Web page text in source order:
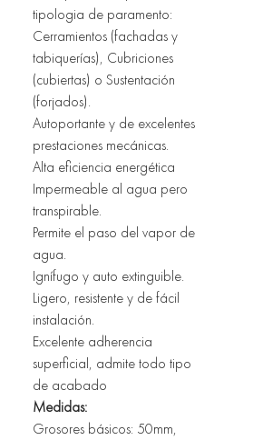
tipologia de paramento:
Cerramientos (fachadas y
tabiquerías), Cubriciones
(cubiertas) o Sustentación
(forjados).
Autoportante y de excelentes
prestaciones mecánicas.
Alta eficiencia energética
Impermeable al agua pero
transpirable.
Permite el paso del vapor de
agua.
Ignífugo y auto extinguible.
Ligero, resistente y de fácil
instalación.
Excelente adherencia
superficial, admite todo tipo
de acabado
Medidas:
Grosores básicos: 50mm,